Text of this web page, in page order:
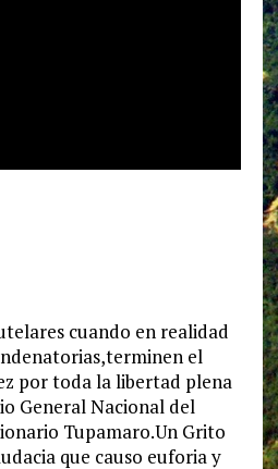
cuando en realidad
el
por toda la libertad plena
General Nacional del
Tupamaro.Un Grito
que causo euforia y